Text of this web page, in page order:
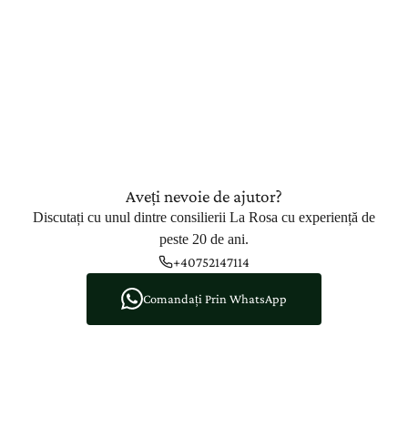
Aveți nevoie de ajutor?
Discutați cu unul dintre consilierii La Rosa cu experiență de
peste 20 de ani.
+40752147114
Comandați Prin WhatsApp